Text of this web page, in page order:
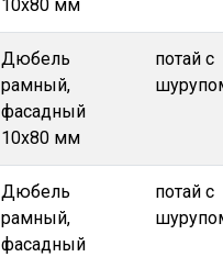
10х80 мм
Дюбель
рамный,
фасадный
10х80 мм
потай с
Дюбель
рамный,
фасадный
потай с